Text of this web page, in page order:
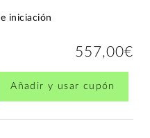
iniciación
557,00€
Añadir y usar cupón